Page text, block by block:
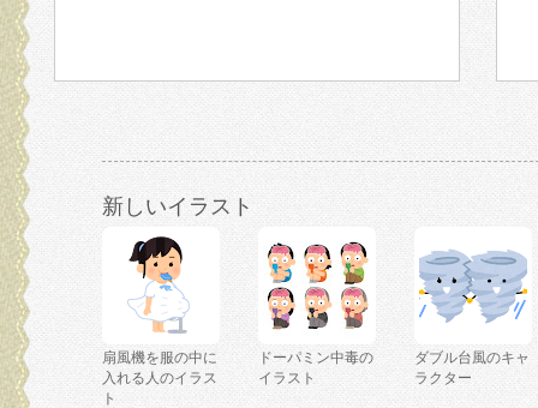
新しいイラスト
扇風機を服の中に
入れる人のイラス
ト
ドーパミン中毒の
イラスト
ダブル台風のキャ
ラクター